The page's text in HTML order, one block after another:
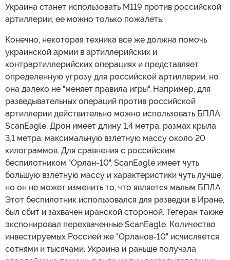
Украина станет использовать M119 против российской
артиллерии, ее можно только пожалеть.
Конечно, некоторая техника все же должна помочь
украинской армии в артиллерийских и
контрартиллерийских операциях и представляет
определенную угрозу для российской артиллерии, но
она далеко не "меняет правила игры". Например, для
разведывательных операций против российской
артиллерии действительно можно использовать БПЛА
ScanEagle. Дрон имеет длину 1,4 метра, размах крыла
3,1 метра, максимальную взлетную массу около 20
килограммов. Для сравнения с российским
беспилотником "Орлан-10", ScanEagle имеет чуть
большую взлетную массу и характеристики чуть лучше,
но он не может изменить то, что является малым БПЛА.
Этот беспилотник использовался для разведки в Иране,
был сбит и захвачен иранской стороной. Тегеран также
экспонировал перехваченные ScanEagle. Количество
инвестируемых Россией же "Орланов-10" исчисляется
сотнями и тысячами. Украина и раньше получала